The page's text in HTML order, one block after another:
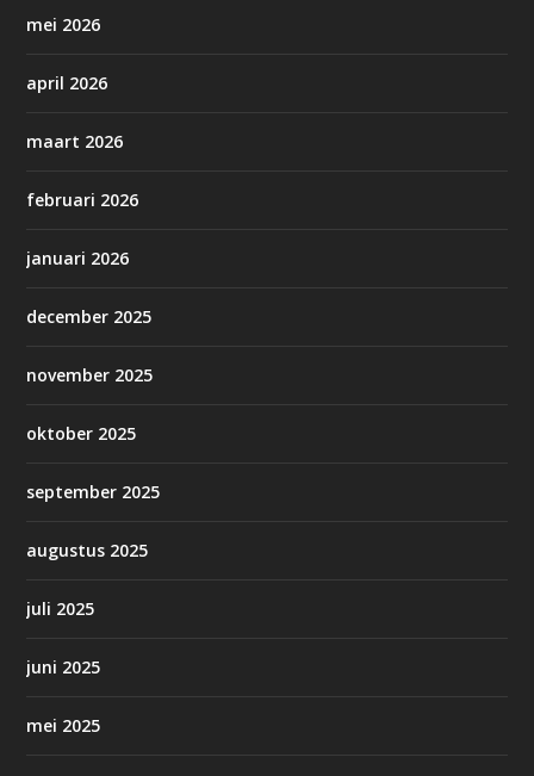
mei 2026
april 2026
maart 2026
februari 2026
januari 2026
december 2025
november 2025
oktober 2025
september 2025
augustus 2025
juli 2025
juni 2025
mei 2025